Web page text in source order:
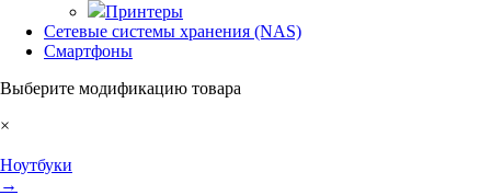
Принтеры
Сетевые системы хранения (NAS)
Смартфоны
Выберите модификацию товара
×
Ноутбуки
→